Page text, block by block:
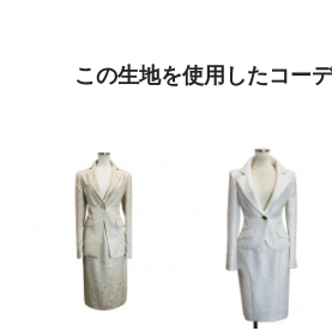
この生地を使用したコー